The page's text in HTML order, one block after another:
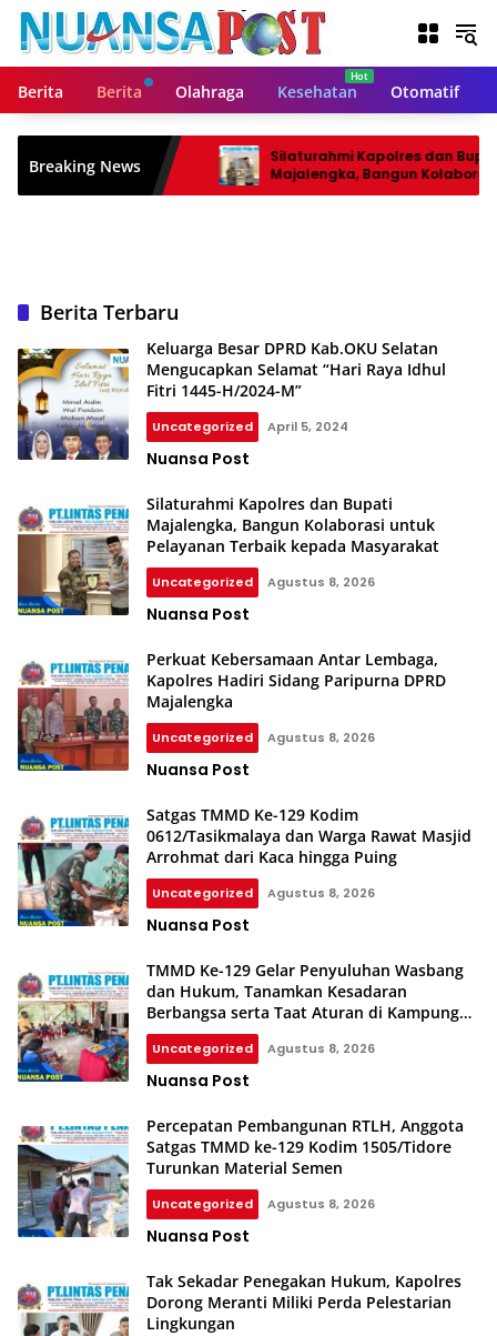
Berita Berita Olahraga Kesehatan Otomatif
Breaking News
Silaturahmi Kapolres dan Bupati
Majalengka, Bangun Kolaborasi
Pelayanan Terbaik kepada
Berita Terbaru
Keluarga Besar DPRD Kab.OKU Selatan
Mengucapkan Selamat “Hari Raya Idhul
Fitri 1445-H/2024-M”
Uncategorized April 5, 2024
Nuansa Post
Silaturahmi Kapolres dan Bupati
Majalengka, Bangun Kolaborasi untuk
Pelayanan Terbaik kepada Masyarakat
Uncategorized Agustus 8, 2026
Nuansa Post
Perkuat Kebersamaan Antar Lembaga,
Kapolres Hadiri Sidang Paripurna DPRD
Majalengka
Uncategorized Agustus 8, 2026
Nuansa Post
SKU
Post
Satgas TMMD Ke-129 Kodim
0612/Tasikmalaya dan Warga Rawat Masjid
Arrohmat dari Kaca hingga Puing
Uncategorized Agustus 8, 2026
Nuansa Post
TMMD Ke-129 Gelar Penyuluhan Wasbang
dan Hukum, Tanamkan Kesadaran
Berbangsa serta Taat Aturan di Kampung
Sesor
Uncategorized Agustus 8, 2026
Nuansa Post
Percepatan Pembangunan RTLH, Anggota
Satgas TMMD ke-129 Kodim 1505/Tidore
Turunkan Material Semen
Uncategorized Agustus 8, 2026
Nuansa Post
Tak Sekadar Penegakan Hukum, Kapolres
Dorong Meranti Miliki Perda Pelestarian
Lingkungan